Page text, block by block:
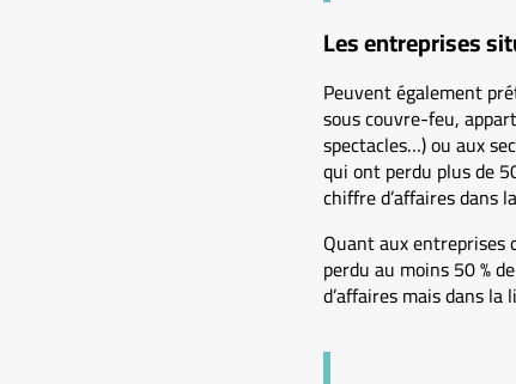
Les entreprises
Peuvent également
sous couvre-feu,
spectacles…) ou aux
qui ont perdu plus de
chiffre d’affaires dans
Quant aux entreprises
perdu au moins 50 %
d’affaires mais dans